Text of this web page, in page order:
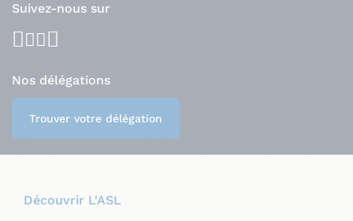
Suivez-nous sur
facebook
instagram
linkedin
Nos délégations
Trouver votre délégation
Découvrir L'ASL